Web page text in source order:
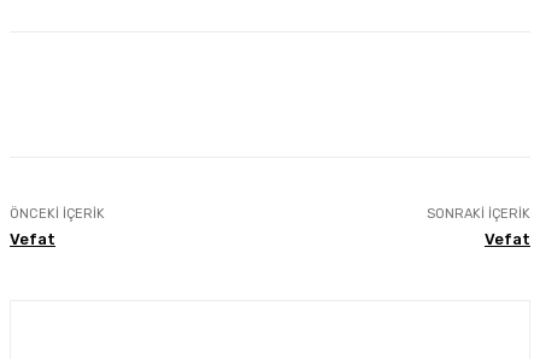
ÖNCEKI İÇERIK
Vefat
SONRAKI İÇERIK
Vefat